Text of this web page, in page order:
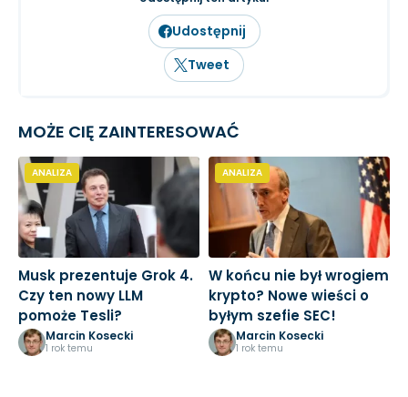
Udostępnij
Tweet
MOŻE CIĘ ZAINTERESOWAĆ
ANALIZA
Musk prezentuje Grok 4.
Czy ten nowy LLM
pomoże Tesli?
Marcin Kosecki
1 rok temu
ANALIZA
W końcu nie był wrogiem
krypto? Nowe wieści o
byłym szefie SEC!
Marcin Kosecki
1 rok temu